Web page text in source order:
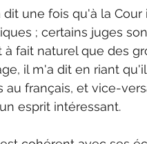
une fois qu'à la
; certains juges
fait naturel que des
il m'a dit en riant
français, et vice-
esprit intéressant.